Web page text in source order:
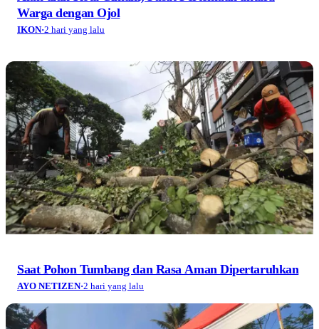
Warga dengan Ojol
IKON·2 hari yang lalu
Saat Pohon Tumbang dan Rasa Aman Dipertaruhkan
AYO NETIZEN·2 hari yang lalu